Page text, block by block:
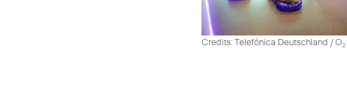
Credits: Telefónica Deutschland / O2